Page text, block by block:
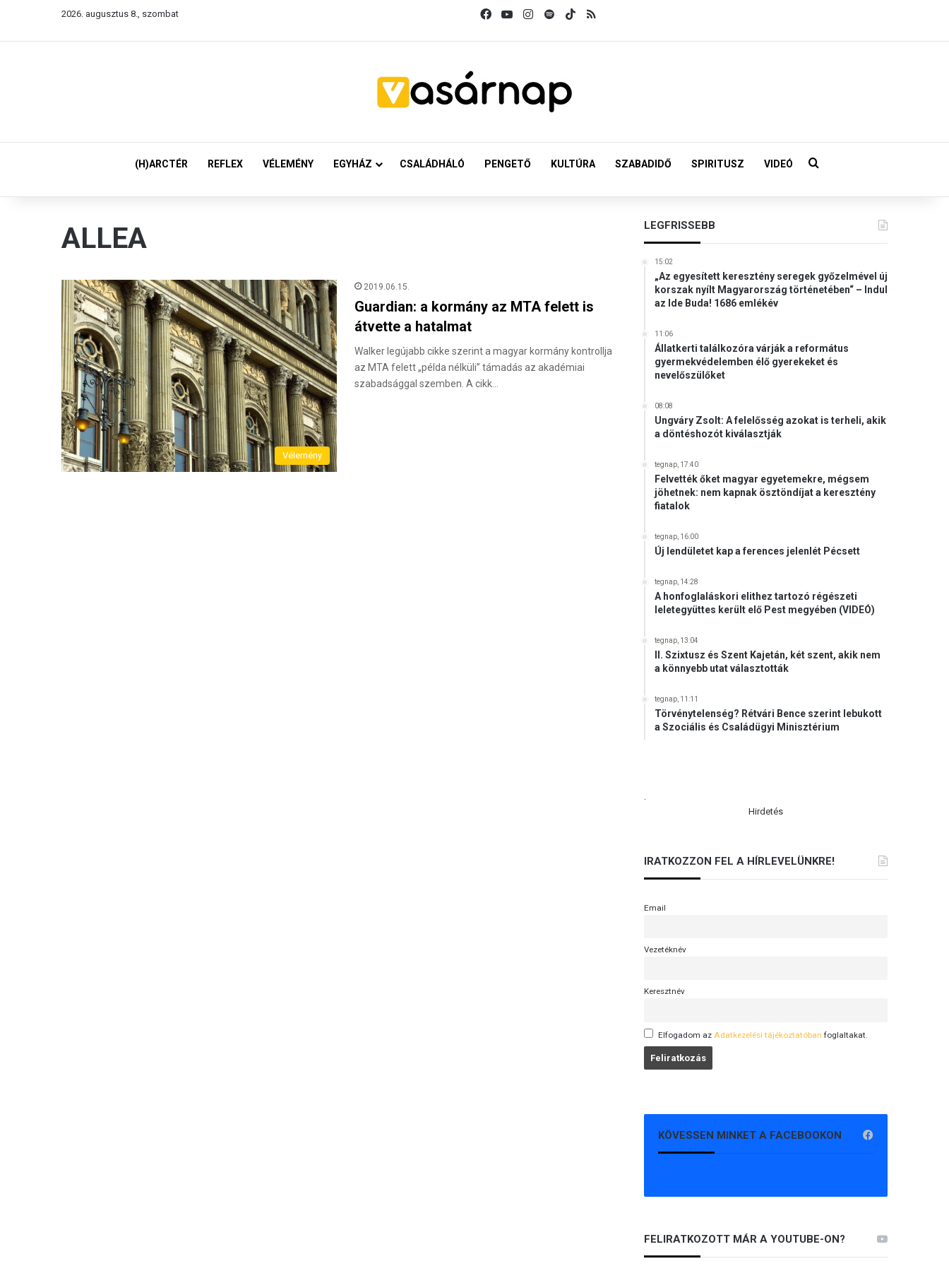
2026. augusztus 8., szombat FacebookYouTubeInstagram
SpotifyTikTok
(H)ARCTÉR REFLEX VÉLEMÉNY EGYHÁZ CSALÁDHÁLÓ PENGETŐ KULTÚRA SZABADIDŐ SPIRITUSZ VIDEÓ Keresés:
ALLEA
Vélemény
2019.06.15.
Guardian: a kormány az MTA felett is
átvette a hatalmat
Walker legújabb cikke szerint a magyar kormány kontrollja
az MTA felett „példa nélküli” támadás az akadémiai
szabadsággal szemben. A cikk…
LEGFRISSEBB
15:02
„Az egyesített keresztény seregek győzelmével új
korszak nyílt Magyarország történetében“ – Indul
az Ide Buda! 1686 emlékév
11:06
Állatkerti találkozóra várják a református
gyermekvédelemben élő gyerekeket és
nevelőszülőket
08:08
Ungváry Zsolt: A felelősség azokat is terheli, akik
a döntéshozót kiválasztják
tegnap, 17:40
Felvették őket magyar egyetemekre, mégsem
jöhetnek: nem kapnak ösztöndíjat a keresztény
fiatalok
tegnap, 16:00
Új lendületet kap a ferences jelenlét Pécsett
tegnap, 14:28
A honfoglaláskori elithez tartozó régészeti
leletegyüttes került elő Pest megyében (VIDEÓ)
tegnap, 13:04
II. Szixtusz és Szent Kajetán, két szent, akik nem
a könnyebb utat választották
tegnap, 11:11
Törvénytelenség? Rétvári Bence szerint lebukott
a Szociális és Családügyi Minisztérium
.
Hirdetés
IRATKOZZON FEL A HÍRLEVELÜNKRE!
Email
Vezetéknév
Keresztnév
Elfogadom az Adatkezelési tájékoztatóban foglaltakat.
KÖVESSEN MINKET A FACEBOOKON
FELIRATKOZOTT MÁR A YOUTUBE-ON?